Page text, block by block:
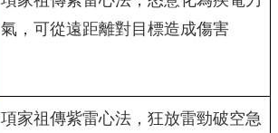
氣，可從遠距離對目標造成傷害
項家祖傳紫雷心法，狂放雷勁破空急